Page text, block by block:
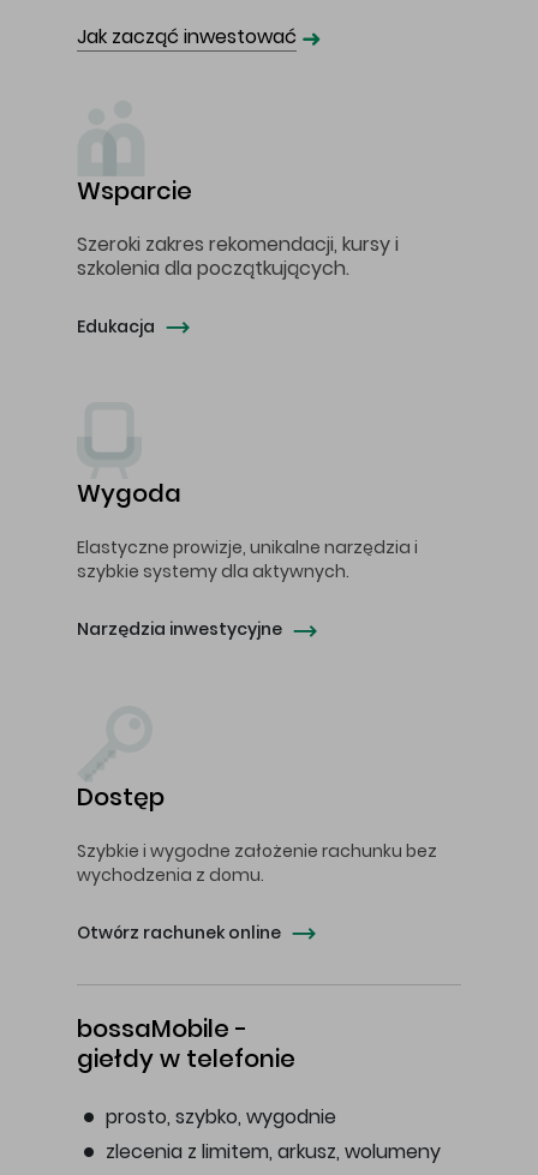
Jak zacząć inwestować ➜
Wsparcie
Szeroki zakres rekomendacji, kursy i
szkolenia dla początkujących.
Edukacja
Wygoda
Elastyczne prowizje, unikalne narzędzia i
szybkie systemy dla aktywnych.
Narzędzia inwestycyjne
Dostęp
Szybkie i wygodne założenie rachunku bez
wychodzenia z domu.
Otwórz rachunek online
bossaMobile -
giełdy w telefonie
prosto, szybko, wygodnie
zlecenia z limitem, arkusz, wolumeny